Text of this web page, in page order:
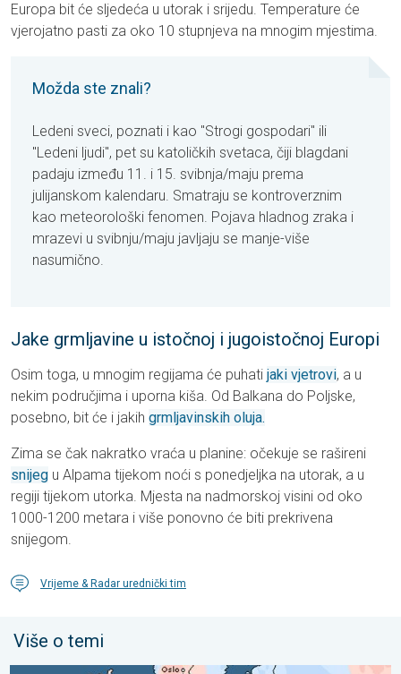
Europa bit će sljedeća u utorak i srijedu. Temperature će
vjerojatno pasti za oko 10 stupnjeva na mnogim mjestima.
Možda ste znali?
Ledeni sveci, poznati i kao "Strogi gospodari" ili
"Ledeni ljudi", pet su katoličkih svetaca, čiji blagdani
padaju između 11. i 15. svibnja/maju prema
julijanskom kalendaru. Smatraju se kontroverznim
kao meteorološki fenomen. Pojava hladnog zraka i
mrazevi u svibnju/maju javljaju se manje-više
nasumično.
Jake grmljavine u istočnoj i jugoistočnoj Europi
Osim toga, u mnogim regijama će puhati jaki vjetrovi, a u
nekim područjima i uporna kiša. Od Balkana do Poljske,
posebno, bit će i jakih grmljavinskih oluja.
Zima se čak nakratko vraća u planine: očekuje se rašireni
snijeg u Alpama tijekom noći s ponedjeljka na utorak, a u
regiji tijekom utorka. Mjesta na nadmorskoj visini od oko
1000-1200 metara i više ponovno će biti prekrivena
snijegom.
Vrijeme & Radar urednički tim
Više o temi